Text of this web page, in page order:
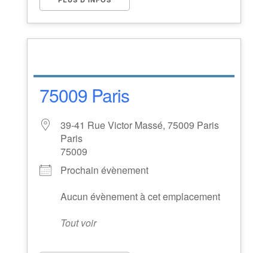
75009 Paris
39-41 Rue Victor Massé, 75009 Paris
Paris
75009
Prochain évènement
Aucun évènement à cet emplacement
Tout voir